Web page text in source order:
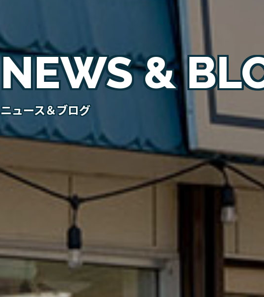
NEWS &
ニュース＆ブログ